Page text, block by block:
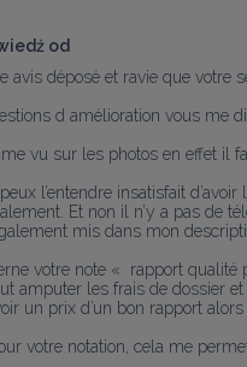
od
avis déposé et ravie que votre
d amélioration vous me
vu sur les photos en effet il
l’entendre insatisfait
Et non il n’y a pas de
mis dans mon
votre note «  rapport
amputer les frais de dossier
un prix d’un bon rapport
votre notation, cela me